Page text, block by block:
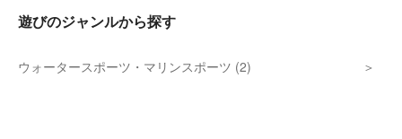
遊びのジャンルから探す
ウォータースポーツ・マリンスポーツ (2)